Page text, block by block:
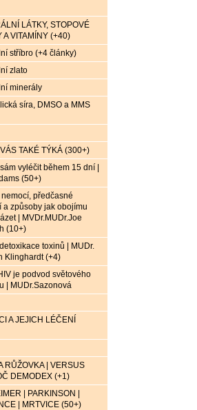
LÁTKY, STOPOVÉ
A VITAMÍNY (+40)
stříbro (+4 články)
zlato
minerály
síra, DMSO a MMS
TAKÉ TÝKÁ (300+)
vyléčit během 15 dní |
(50+)
předčasné
a způsoby jak obojímu
| MVDr.MUDr.Joe
(10+)
toxinů | MUDr.
Klinghardt (+4)
je podvod světového
| MUDr.Sazonová
A JEJICH LÉČENÍ
RŮŽOVKA | VERSUS
DEMODEX (+1)
| PARKINSON |
| MRTVICE (50+)